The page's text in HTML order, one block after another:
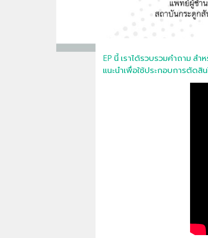
EP นี้ เราได้รวบรวมคำถาม
แนะนำเพื่อใช้ประกอบการตัดสิน